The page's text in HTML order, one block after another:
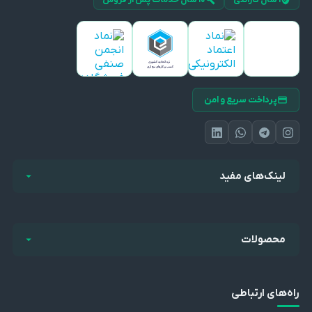
پرداخت سریع و امن
لینک‌های مفید
محصولات
راه‌های ارتباطی